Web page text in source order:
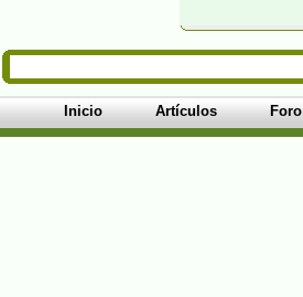
Inicio Artículos Foro